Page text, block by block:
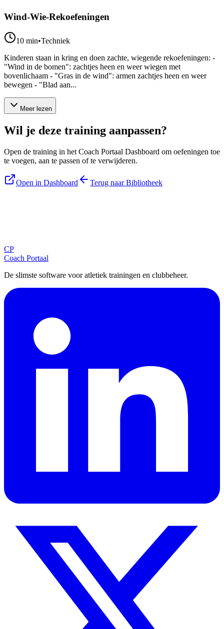
Wind-Wie-Rekoefeningen
10 min•Techniek
Kinderen staan in kring en doen zachte, wiegende rekoefeningen: -
"Wind in de bomen": zachtjes heen en weer wiegen met
bovenlichaam - "Gras in de wind": armen zachtjes heen en weer
bewegen - "Blad aan...
Meer lezen
Wil je deze training aanpassen?
Open de training in het Coach Portaal Dashboard om oefeningen toe
te voegen, aan te passen of te verwijderen.
Open in Dashboard Terug naar Bibliotheek
CP
Coach Portaal
De slimste software voor atletiek trainingen en clubbeheer.